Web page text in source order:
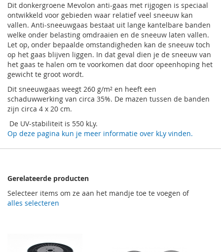
Dit donkergroene Mevolon anti-gaas met rijgogen is speciaal
ontwikkeld voor gebieden waar relatief veel sneeuw kan
vallen. Anti-sneeuwgaas bestaat uit lange kantelbare banden
welke onder belasting omdraaien en de sneeuw laten vallen.
Let op, onder bepaalde omstandigheden kan de sneeuw toch
op het gaas blijven liggen. In dat geval dien je de sneeuw van
het gaas te halen om te voorkomen dat door opeenhoping het
gewicht te groot wordt.
Dit sneeuwgaas weegt 260 g/m² en heeft een
schaduwwerking van circa 35%. De mazen tussen de banden
zijn circa 4 x 20 cm.
De UV-stabiliteit is 550 kLy.
Op deze pagina kun je meer informatie over kLy vinden.
Gerelateerde producten
Selecteer items om ze aan het mandje toe te voegen of
alles selecteren